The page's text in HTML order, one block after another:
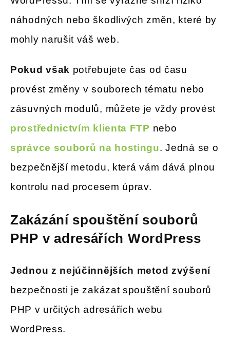
náhodných nebo škodlivých změn, které by
mohly narušit váš web.
Pokud však potřebujete čas od času
provést změny v souborech tématu nebo
zásuvných modulů, můžete je vždy provést
prostřednictvím klienta FTP nebo
správce souborů na hostingu. Jedná se o
bezpečnější metodu, která vám dává plnou
kontrolu nad procesem úprav.
Zakázání spouštění souborů
PHP v adresářích WordPress
Jednou z nejúčinnějších metod zvýšení
bezpečnosti je zakázat spouštění souborů
PHP v určitých adresářích webu
WordPress.